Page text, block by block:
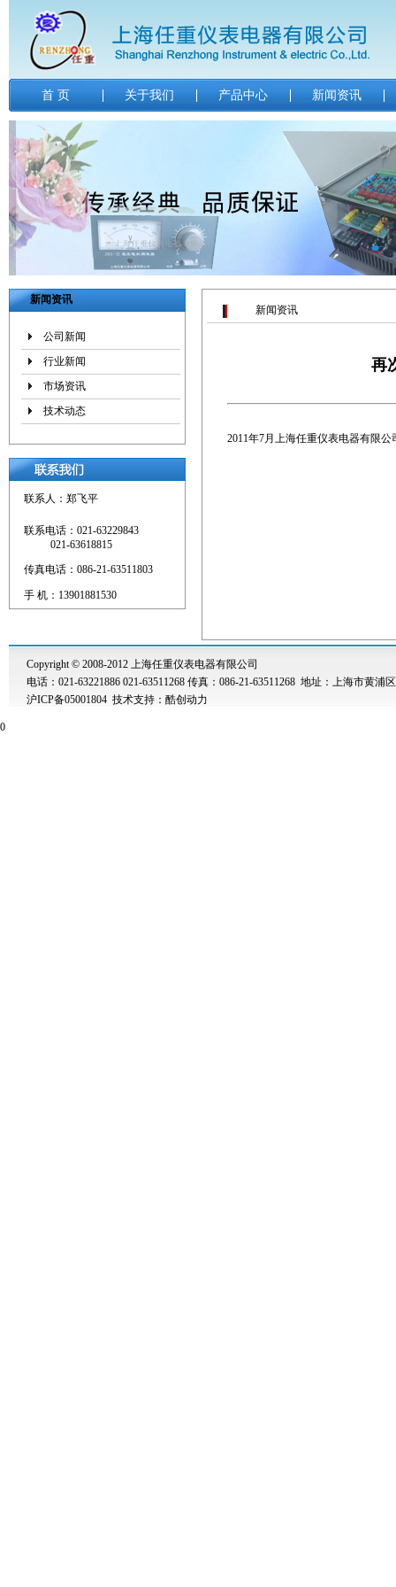
首 页 关于我们 产品中心 新闻资讯
新闻资讯
公司新闻
行业新闻
市场资讯
技术动态
联系人：郑飞平
联系电话：021-63229843
021-63618815
传真电话：086-21-63511803
手 机：13901881530
新闻资讯
再
2011年7月上海任重仪表电器有限
Copyright © 2008-2012 上海任重仪表电器有限公司
电话：021-63221886 021-63511268 传真：086-21-63511268 地址：上海市黄浦
沪ICP备05001804 技术支持： 酷创动力
0